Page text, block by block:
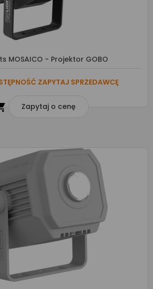
MOSAICO - Projektor GOBO
ZAPYTAJ SPRZEDAWCĘ
Zapytaj o cenę